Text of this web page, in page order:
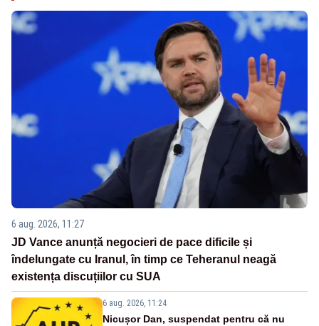
6 aug. 2026, 11:27
JD Vance anunță negocieri de pace dificile și
îndelungate cu Iranul, în timp ce Teheranul neagă
existența discuțiilor cu SUA
6 aug. 2026, 11:24
Nicușor Dan, suspendat pentru că nu